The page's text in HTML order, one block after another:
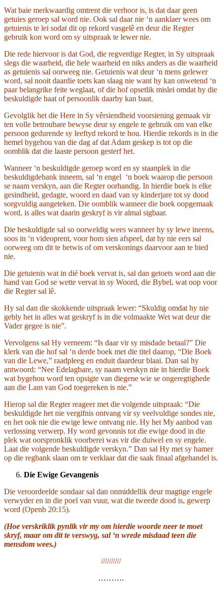
Wat baie merkwaardig omtrent die verhoor is, is dat daar geen
getuies geroep sal word nie. Ook sal daar nie ‘n aanklaer wees om
getuienis te lei sodat dit op rekord vasgelê en deur die Regter
gebruik kon word om sy uitspraak te lewer nie.
Die rede hiervoor is dat God, die regverdige Regter, in Sy uitspraak
slegs die waarheid, die hele waarheid en niks anders as die waarheid
as getuienis sal oorweeg nie. Getuienis wat deur ‘n mens gelewer
word, sal nooit daardie toets kan slaag nie want hy kan onwetend ‘n
paar belangrike feite weglaat, of die hof opsetlik mislei omdat hy die
beskuldigde haat of persoonlik daarby kan baat.
Gevolglik het die Here in Sy vêrsiendheid voorsiening gemaak vir
ten volle betroubare bewyse deur sy engele te gebruik om van elke
persoon gedurende sy leeftyd rekord te hou. Hierdie rekords is in die
hemel bygehou van die dag af dat Adam geskep is tot op die
oomblik dat die laaste persoon gesterf het.
Wanneer ‘n beskuldigde geroep word en sy staanplek in die
beskuldigdebank inneem, sal ‘n engel ‘n boek waarop die persoon
se naam verskyn, aan die Regter oorhandig. In hierdie boek is elke
gesindheid, gedagte, woord en daad van sy kinderjare tot sy dood
sorgvuldig aangeteken. Die oomblik wanneer die boek oopgemaak
word, is alles wat daarin geskryf is vir almal sigbaar.
Die beskuldigde sal so oorweldig wees wanneer hy sy lewe ineens,
soos in ‘n videoprent, voor hom sien afspeel, dat hy nie eers sal
oorweeg om dit te betwis of om verskonings daarvoor aan te bied
nie.
Die getuienis wat in dié boek vervat is, sal dan getoets word aan die
hand van God se wette vervat in sy Woord, die Bybel, wat oop voor
die Regter sal lê.
Hy sal dan die skokkende uitspraak lewer: “Skuldig omdat hy nie
gebly het in alles wat geskryf is in die volmaakte Wet wat deur die
Vader gegee is nie”.
Vervolgens sal Hy verneem: “Is daar vir sy misdade betaal?” Die
klerk van die hof sal ‘n derde boek met die titel daarop, “Die Boek
van die Lewe,” raadpleeg en enduit daardeur blaai. Dan sal hy
antwoord: “Nee Edelagbare, sy naam verskyn nie in hierdie Boek
wat bygehou word ten opsigte van diegene wie se ongeregtighede
aan die Lam van God toegereken is nie.”
Hierop sal die Regter reageer met die volgende uitspraak: “Die
beskuldigde het nie vergifnis ontvang vir sy veelvuldige sondes nie,
en het ook nie die ewige lewe ontvang nie. Hy het My aanbod van
verlossing verwerp. Hy word gevonnis tot die ewige dood in die
plek wat oorspronklik voorberei was vir die duiwel en sy engele.
Laat die volgende beskuldigde verskyn.” Dan sal Hy met sy hamer
op die regbank slaan om te verklaar dat die saak finaal afgehandel is.
Die Ewige Gevangenis
Die veroordeelde sondaar sal dan onmiddellik deur magtige engele
verwyder en in die poel van vuur, wat die tweede dood is, gewerp
word (Openb 20:15).
(Hoe verskriklik pynlik vir my om hierdie woorde neer te moet
skryf, maar om dit te verswyg, sal ‘n wrede misdaad teen die
mensdom wees.)
//////////
……….